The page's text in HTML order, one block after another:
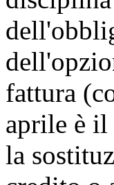
fattura
aprile è
la